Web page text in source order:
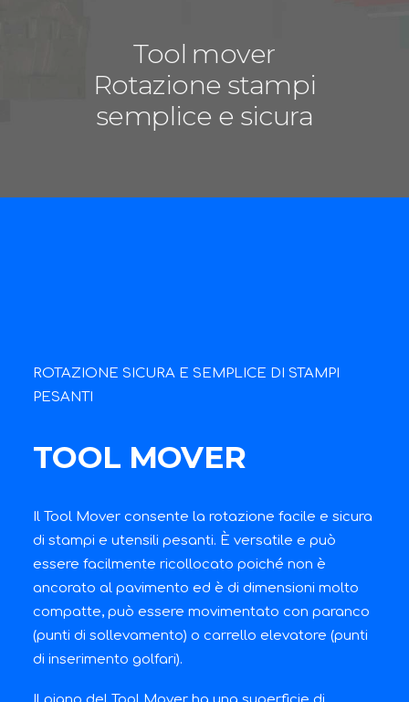
Tool mover
Rotazione stampi
semplice e sicura
ROTAZIONE SICURA E SEMPLICE DI STAMPI
PESANTI
TOOL MOVER
Il Tool Mover consente la rotazione facile e sicura
di stampi e utensili pesanti. È versatile e può
essere facilmente ricollocato poiché non è
ancorato al pavimento ed è di dimensioni molto
compatte, può essere movimentato con paranco
(punti di sollevamento) o carrello elevatore (punti
di inserimento golfari).